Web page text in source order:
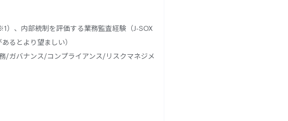
）、内部統制を評価する業務監査経験（J-SOX
るとより望ましい）
/ガバナンス/コンプライアンス/リスクマネジメ